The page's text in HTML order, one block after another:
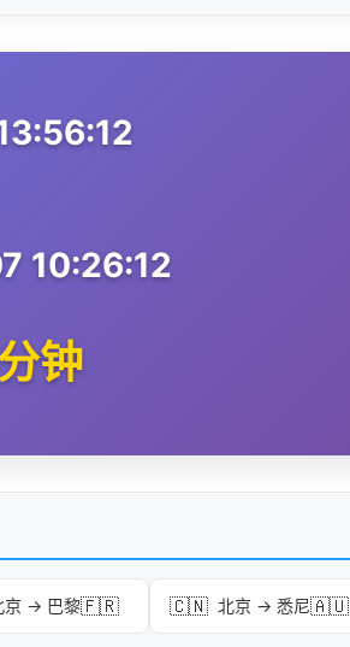
10:26:12
钟
京 → 巴黎🇫🇷 🇨🇳 北京 → 悉尼🇦🇺